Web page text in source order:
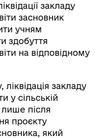
закладу
засновник
учням
здобуття
на відповідному
ліквідація закладу
у сільській
лише після
проєкту
який